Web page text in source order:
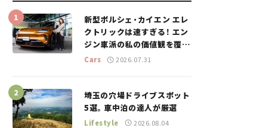
新型ポルシェ・カイエン エレ
クトリックは速すぎる！ エン
ジン車派の私の価値観を覆し
た、新しいポルシェの走り。
Cars 2026.07.31
埼玉の穴場ドライブスポット
5選。車中泊の達人が厳選
Lifestyle 2026.08.04